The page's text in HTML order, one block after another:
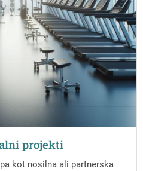
projekti
kot nosilna ali partnerska